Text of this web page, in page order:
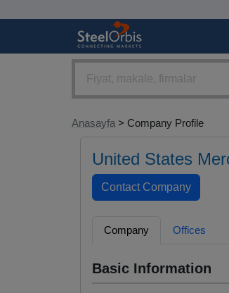
Anasayfa > Company Profile
United States
Company Offices
Basic Information